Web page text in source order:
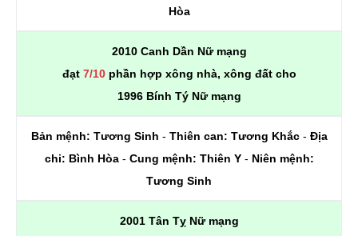
Hòa
2010 Canh Dần Nữ mạng
đạt 7/10phần hợp xông nhà, xông đất cho
1996 Bính Tý Nữ mạng
Bản mệnh: Tương Sinh - Thiên can: Tương Khắc- Địa
chi: Bình Hòa- Cung mệnh: Thiên Y- Niên mệnh:
Tương Sinh
2001 Tân Tỵ Nữ mạng